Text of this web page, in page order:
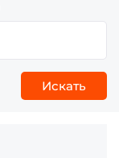
Искать